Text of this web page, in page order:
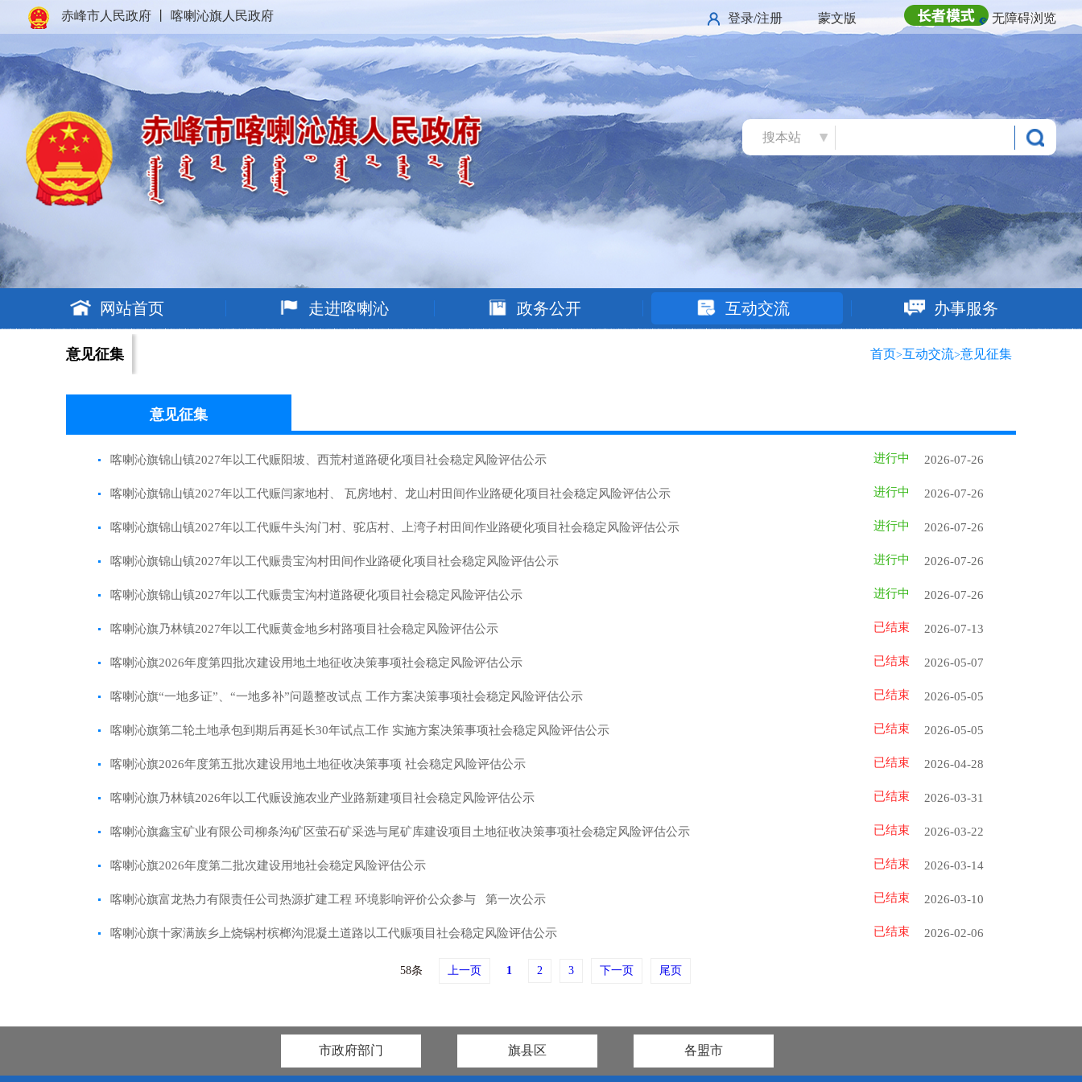
赤峰市人民政府 喀喇沁旗人民政府 登录/注册 蒙文版 无障碍浏览
搜本站
网站首页 走进喀喇沁 政务公开 互动交流 办事服务
首页>互动交流>意见征集
意见征集
意见征集
2026-07-26
喀喇沁旗锦山镇2027年以工代赈阳坡、西荒村道路硬化项目社会稳定风险评估公示 进行中
2026-07-26
喀喇沁旗锦山镇2027年以工代赈闫家地村、 瓦房地村、龙山村田间作业路硬化项目社会稳定风险评估公示 进行中
2026-07-26
喀喇沁旗锦山镇2027年以工代赈牛头沟门村、驼店村、上湾子村田间作业路硬化项目社会稳定风险评估公示 进行中
2026-07-26
喀喇沁旗锦山镇2027年以工代赈贵宝沟村田间作业路硬化项目社会稳定风险评估公示 进行中
2026-07-26
喀喇沁旗锦山镇2027年以工代赈贵宝沟村道路硬化项目社会稳定风险评估公示 进行中
2026-07-13
喀喇沁旗乃林镇2027年以工代赈黄金地乡村路项目社会稳定风险评估公示 已结束
2026-05-07
喀喇沁旗2026年度第四批次建设用地土地征收决策事项社会稳定风险评估公示 已结束
2026-05-05
喀喇沁旗“一地多证”、“一地多补”问题整改试点 工作方案决策事项社会稳定风险评估公示 已结束
2026-05-05
喀喇沁旗第二轮土地承包到期后再延长30年试点工作 实施方案决策事项社会稳定风险评估公示 已结束
2026-04-28
喀喇沁旗2026年度第五批次建设用地土地征收决策事项 社会稳定风险评估公示 已结束
2026-03-31
喀喇沁旗乃林镇2026年以工代赈设施农业产业路新建项目社会稳定风险评估公示 已结束
2026-03-22
喀喇沁旗鑫宝矿业有限公司柳条沟矿区萤石矿采选与尾矿库建设项目土地征收决策事项社会稳定风险评估公示 已结束
2026-03-14
喀喇沁旗2026年度第二批次建设用地社会稳定风险评估公示 已结束
2026-03-10
喀喇沁旗富龙热力有限责任公司热源扩建工程 环境影响评价公众参与 第一次公示 已结束
2026-02-06
喀喇沁旗十家满族乡上烧锅村槟榔沟混凝土道路以工代赈项目社会稳定风险评估公示 已结束
58条 上一页 1 2 3 下一页 尾页
市政府部门 旗县区 各盟市